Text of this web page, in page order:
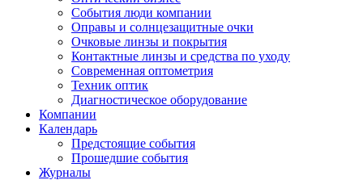
События люди компании
Оправы и солнцезащитные очки
Очковые линзы и покрытия
Контактные линзы и средства по уходу
Современная оптометрия
Техник оптик
Диагностическое оборудование
Компании
Календарь
Предстоящие события
Прошедшие события
Журналы